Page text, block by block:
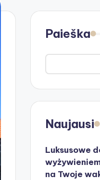
Paieška
Naujausi
Luksusowe
na Twoje